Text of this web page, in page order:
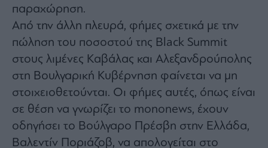
παραχώρηση.
Από την άλλη πλευρά, φήμες σχετικά με την
πώληση του ποσοστού της Black Summit
στους λιμένες Καβάλας και Αλεξανδρούπολης
στη Βουλγαρική Κυβέρνηση φαίνεται να μη
στοιχειοθετούνται. Οι φήμες αυτές, όπως είναι
σε θέση να γνωρίζει το mononews, έχουν
οδηγήσει το Βούλγαρο Πρέσβη στην Ελλάδα,
Βαλεντίν Ποριάζοβ, να απολογείται στο